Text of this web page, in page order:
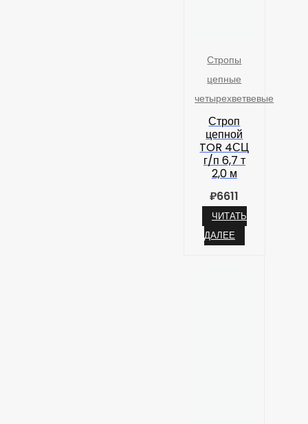
Стропы
цепные
четырехветвевые
Строп
цепной
TOR 4СЦ
г/п 6,7 т
2,0 м
₽6611
ЧИТАТЬ
ДАЛЕЕ